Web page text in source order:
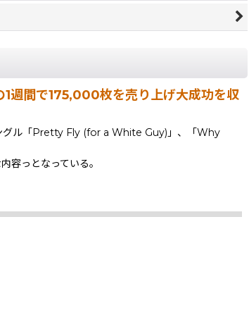
間で175,000枚を売り上げ大成功を収
グル「Pretty Fly (for a White Guy)」、「Why
っとなっている。